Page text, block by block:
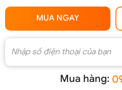
MUA NGAY
Mua hàng: